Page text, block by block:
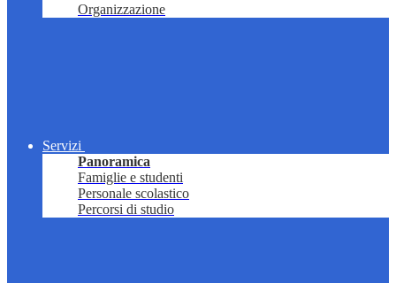
Organizzazione
Servizi
Panoramica
Famiglie e studenti
Personale scolastico
Percorsi di studio